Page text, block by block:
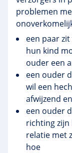
problemen
een paar
hun kind
ouder een
een ouder
wil een
afwijzend
een ouder
richting zijn
relatie met
hoe